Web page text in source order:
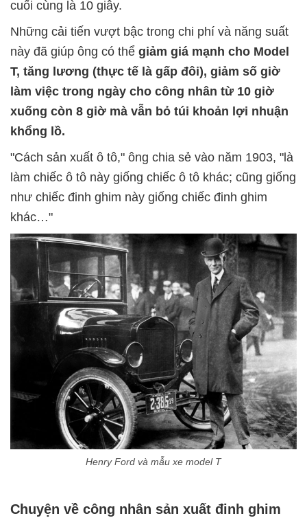
cuối cùng là 10 giây.
Những cải tiến vượt bậc trong chi phí và năng suất
này đã giúp ông có thể giảm giá mạnh cho Model
T, tăng lương (thực tế là gấp đôi), giảm số giờ
làm việc trong ngày cho công nhân từ 10 giờ
xuống còn 8 giờ mà vẫn bỏ túi khoản lợi nhuận
khổng lồ.
"Cách sản xuất ô tô," ông chia sẻ vào năm 1903, "là
làm chiếc ô tô này giống chiếc ô tô khác; cũng giống
như chiếc đinh ghim này giống chiếc đinh ghim
khác…"
Henry Ford và mẫu xe model T
Chuyện về công nhân sản xuất đinh ghim